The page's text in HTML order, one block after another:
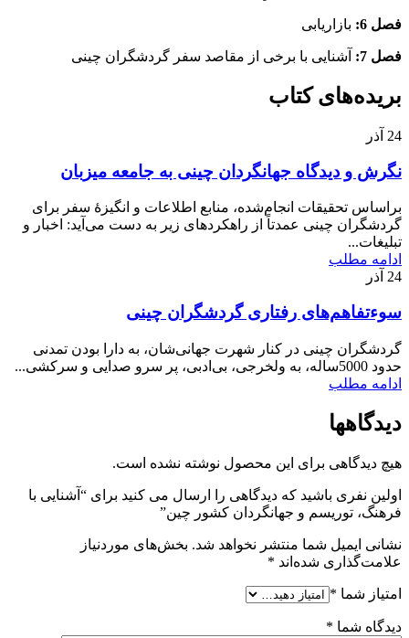
فصل 6: بازاریابی
فصل 7: آشنایی با برخی از مقاصد سفر گردشگران چینی
بریده‌های کتاب
24 آذر
نگرش و ديدگاه جهانگردان چينی به جامعه ميزبان
براساس تحقیقات انجام‌شده، منابع اطلاعات و انگیزۀ سفر برای
گردشگران چینی عمدتاً از راهکرد‌های زیر به دست می‌آید: اخبار و
تبلیغات...
ادامه مطلب
24 آذر
سوءتفاهم‌های رفتاری گردشگران چینی
گردشگران چینی در کنار شهرت جهانی‌شان، به دارا بودن تمدنی
حدود 5000ساله، به ولخرجی، بی‌ادبی، پر سرو صدایی و سرکشی...
ادامه مطلب
دیدگاهها
هیچ دیدگاهی برای این محصول نوشته نشده است.
اولین نفری باشید که دیدگاهی را ارسال می کنید برای “آشنایی با
فرهنگ، توریسم و جهانگردان کشور چین”
نشانی ایمیل شما منتشر نخواهد شد. بخش‌های موردنیاز
علامت‌گذاری شده‌اند *
امتیاز شما *
دیدگاه شما *